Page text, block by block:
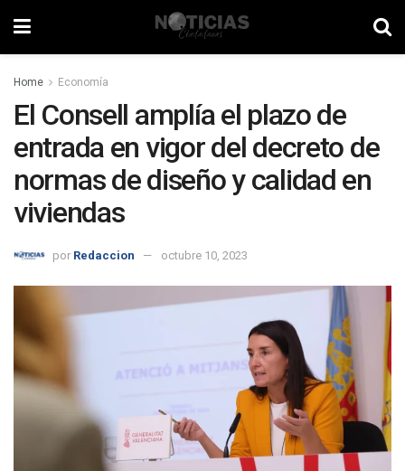
Home Economía
El Consell amplía el plazo de
entrada en vigor del decreto de
normas de diseño y calidad en
viviendas
por Redaccion octubre 10, 2023